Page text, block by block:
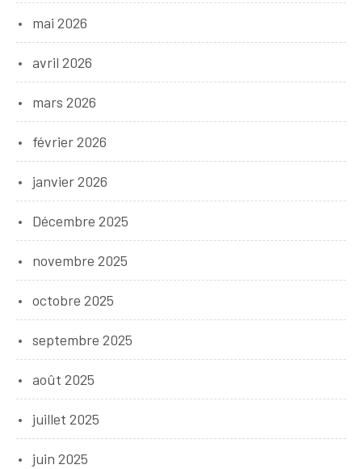
mai 2026
avril 2026
mars 2026
février 2026
janvier 2026
Décembre 2025
novembre 2025
octobre 2025
septembre 2025
août 2025
juillet 2025
juin 2025